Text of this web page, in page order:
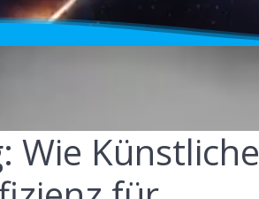
Wie Künstliche